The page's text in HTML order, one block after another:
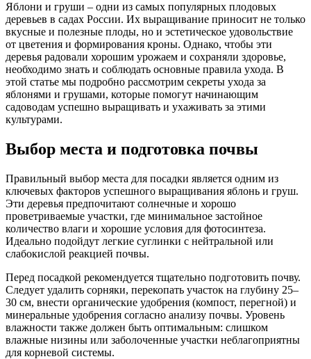
Яблони и груши – одни из самых популярных плодовых
деревьев в садах России. Их выращивание приносит не только
вкусные и полезные плоды, но и эстетическое удовольствие
от цветения и формирования кроны. Однако, чтобы эти
деревья радовали хорошим урожаем и сохраняли здоровье,
необходимо знать и соблюдать основные правила ухода. В
этой статье мы подробно рассмотрим секреты ухода за
яблонями и грушами, которые помогут начинающим
садоводам успешно выращивать и ухаживать за этими
культурами.
Выбор места и подготовка почвы
Правильный выбор места для посадки является одним из
ключевых факторов успешного выращивания яблонь и груш.
Эти деревья предпочитают солнечные и хорошо
проветриваемые участки, где минимальное застойное
количество влаги и хорошие условия для фотосинтеза.
Идеально подойдут легкие суглинки с нейтральной или
слабокислой реакцией почвы.
Перед посадкой рекомендуется тщательно подготовить почву.
Следует удалить сорняки, перекопать участок на глубину 25–
30 см, внести органические удобрения (компост, перегной) и
минеральные удобрения согласно анализу почвы. Уровень
влажности также должен быть оптимальным: слишком
влажные низины или заболоченные участки неблагоприятны
для корневой системы.